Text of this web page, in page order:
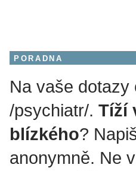
PORADNA
Na vaše dotazy
/psychiatr/. Tíží
blízkého?
anonymně. Ne